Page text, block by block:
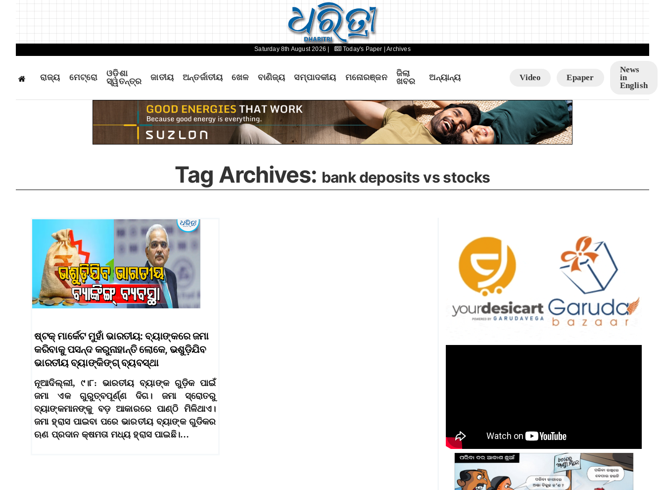
Saturday 8th August 2026 | Today's Paper | Archives
ରାଜ୍ୟ ମେଟ୍ରୋ
ଓଡ଼ିଶା
ସ୍ୱତନ୍ତ୍ର
ଜାତୀୟ ଅନ୍ତର୍ଜାତୀୟ ଖେଳ ବାଣିଜ୍ୟ ସମ୍ପାଦକୀୟ ମନୋରଞ୍ଜନ
ଜିଲା
ଖବର
ଅନ୍ୟାନ୍ୟ Video Epaper
News
in
English
Tag Archives: bank deposits vs stocks
ଷ୍ଟକ୍ ମାର୍କେଟ ମୁହାଁ ଭାରତୀୟ: ବ୍ୟାଙ୍କରେ ଜମା
କରିବାକୁ ପସନ୍ଦ କରୁନାହାନ୍ତି ଲୋକେ, ଭଶୁଡ଼ିଯିବ
ଭାରତୀୟ ବ୍ୟାଙ୍କିଙ୍ଗ୍ ବ୍ୟବସ୍ଥା
ନୂଆଦିଲ୍ଲୀ, ୯।୮: ଭାରତୀୟ ବ୍ୟାଙ୍କ ଗୁଡ଼ିକ ପାଇଁ
ଜମା ଏକ ଗୁରୁତ୍ବପୂର୍ଣ୍ଣ ଦିଗ। ଜମା ସ୍ରୋତରୁ
ବ୍ୟାଙ୍କମାନଙ୍କୁ ବଡ଼ ଆକାରରେ ପାଣ୍ଠି ମିଳିଥାଏ।
ଜମା ହ୍ରାସ ପାଇବା ପରେ ଭାରତୀୟ ବ୍ୟାଙ୍କ ଗୁଡିକର
ଋଣ ପ୍ରଦାନ କ୍ଷମତା ମଧ୍ୟ ହ୍ରାସ ପାଇଛି।…